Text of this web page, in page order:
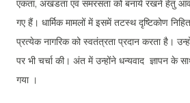
एकता, अखंडता एवं समरसता को बनाये रखने हेतु
गए हैं। धार्मिक मामलों में इसमें तटस्थ दृष्टिकोण
प्रत्येक नागरिक को स्वतंत्रता प्रदान करता है।
पर भी चर्चा की। अंत में उन्होंने धन्यवाद ज्ञापन के
गया ।